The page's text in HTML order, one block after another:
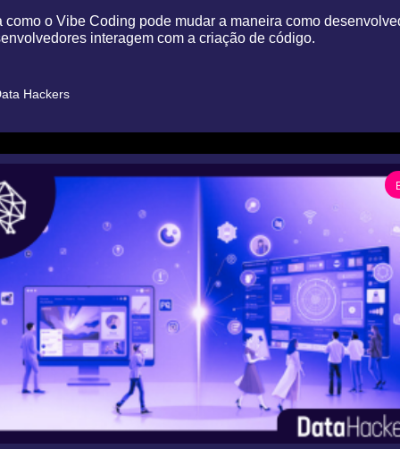
como o Vibe Coding pode mudar a maneira como
interagem com a criação de código.
Hackers